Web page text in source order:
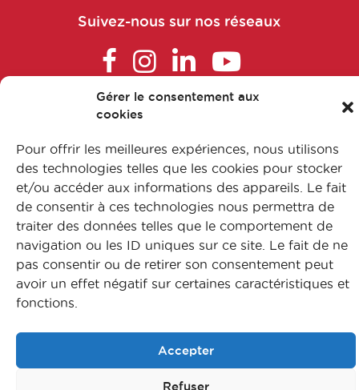
Gérer le consentement aux
cookies
Pour offrir les meilleures expériences, nous utilisons
des technologies telles que les cookies pour stocker
et/ou accéder aux informations des appareils. Le fait
de consentir à ces technologies nous permettra de
traiter des données telles que le comportement de
navigation ou les ID uniques sur ce site. Le fait de ne
pas consentir ou de retirer son consentement peut
avoir un effet négatif sur certaines caractéristiques et
fonctions.
Accepter
Refuser
Évaluateur clinique et non-clinique
institutions ou autorités de santé)
EVALUATEUR DE RISQUES
Formateur qualité
​Formateur réseau
Galéniste
Gestionnaire d'associations
Suivez-nous sur nos réseaux
L’apprentissage
Nos formations
Nos métiers
Contactez-nous
Mentions légales
Protection des données
Plan du site